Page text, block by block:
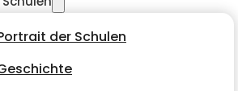
der Schulen